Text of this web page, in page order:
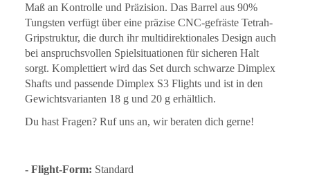
Maß an Kontrolle und Präzision. Das Barrel aus 90%
Tungsten verfügt über eine präzise CNC-gefräste Tetrah-
Gripstruktur, die durch ihr multidirektionales Design auch
bei anspruchsvollen Spielsituationen für sicheren Halt
sorgt. Komplettiert wird das Set durch schwarze Dimplex
Shafts und passende Dimplex S3 Flights und ist in den
Gewichtsvarianten 18 g und 20 g erhältlich.
Du hast Fragen? Ruf uns an, wir beraten dich gerne!
- Flight-Form: Standard